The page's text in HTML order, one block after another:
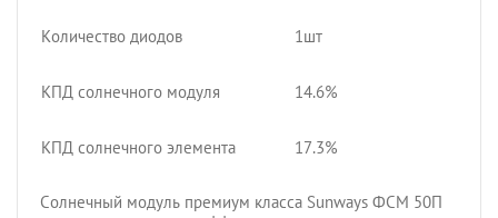
Количество диодов 1шт
КПД солнечного модуля 14.6%
КПД солнечного элемента 17.3%
Солнечный модуль премиум класса Sunways ФСМ 50П